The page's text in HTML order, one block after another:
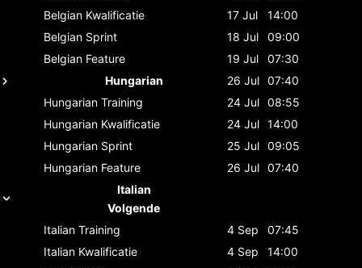
Belgian Kwalificatie 17 Jul
14:00
Belgian Sprint 18 Jul
09:00
Belgian Feature 19 Jul
07:30
Hungarian
26 Jul 07:40
Hungarian Training 24 Jul 08:55
Hungarian Kwalificatie 24 Jul 14:00
Hungarian Sprint 25 Jul 09:05
Hungarian Feature 26 Jul 07:40
Italian
Volgende
Italian Training 4 Sep
07:45
Italian Kwalificatie 4 Sep
14:00